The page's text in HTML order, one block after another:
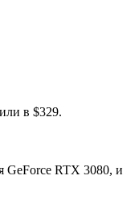
в $329.
GeForce RTX 3080, и